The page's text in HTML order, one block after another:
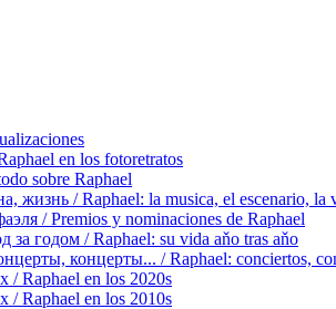
en los fotoretratos
sobre Raphael
жизнь / Raphael: la musica, el escenario, la
/ Premios y nominaciones de Raphael
за годом / Raphael: su vida aňo tras aňo
концерты... / Raphael: conciertos,
/ Raphael en los 2020s
/ Raphael en los 2010s